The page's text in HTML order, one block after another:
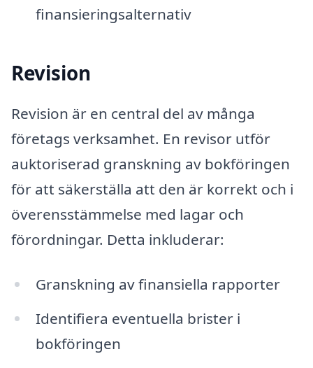
finansieringsalternativ
Revision
Revision är en central del av många
företags verksamhet. En revisor utför
auktoriserad granskning av bokföringen
för att säkerställa att den är korrekt och i
överensstämmelse med lagar och
förordningar. Detta inkluderar:
Granskning av finansiella rapporter
Identifiera eventuella brister i
bokföringen